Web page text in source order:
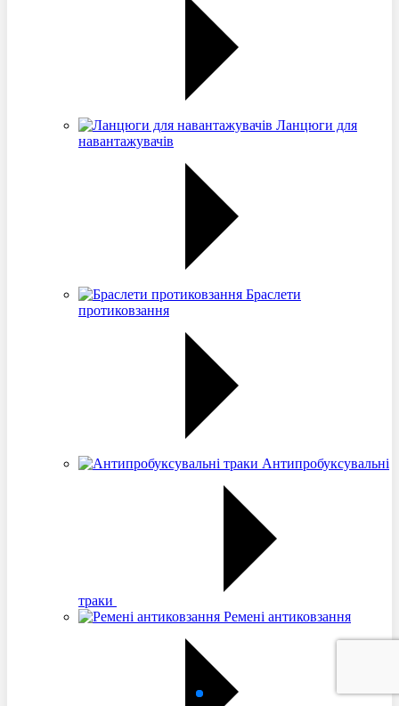
Ланцюги для
навантажувачів
Браслети
протиковзання
Антипробуксувальні
траки
Ремені антиковзання